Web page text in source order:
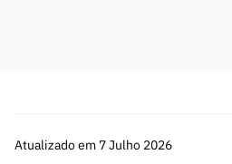
Atualizado em 7 Julho 2026